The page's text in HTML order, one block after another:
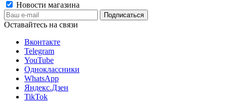
Новости магазина
Оставайтесь на связи
Вконтакте
Telegram
YouTube
Одноклассники
WhatsApp
Яндекс.Дзен
TikTok